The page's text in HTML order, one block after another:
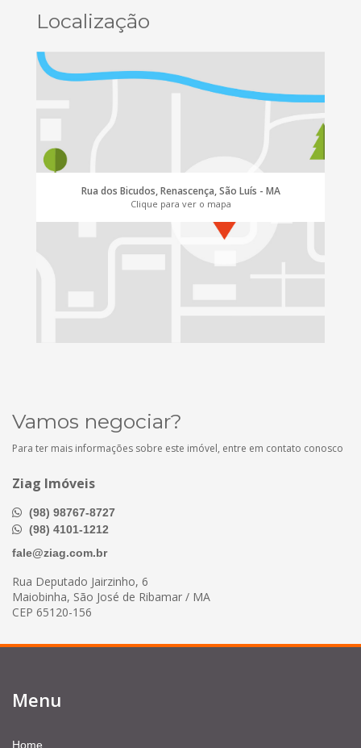
Localização
Rua dos Bicudos, Renascença, São Luís - MA
Clique para ver o mapa
Vamos negociar?
Para ter mais informações sobre este imóvel, entre em contato conosco
Ziag Imóveis
(98) 98767-8727
(98) 4101-1212
fale@ziag.com.br
Rua Deputado Jairzinho, 6
Maiobinha, São José de Ribamar / MA
CEP 65120-156
Menu
Home